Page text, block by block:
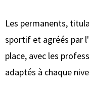
Les permanents,
sportif et agréés par
place, avec les
adaptés à chaque